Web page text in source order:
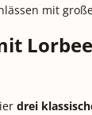
mit
drei